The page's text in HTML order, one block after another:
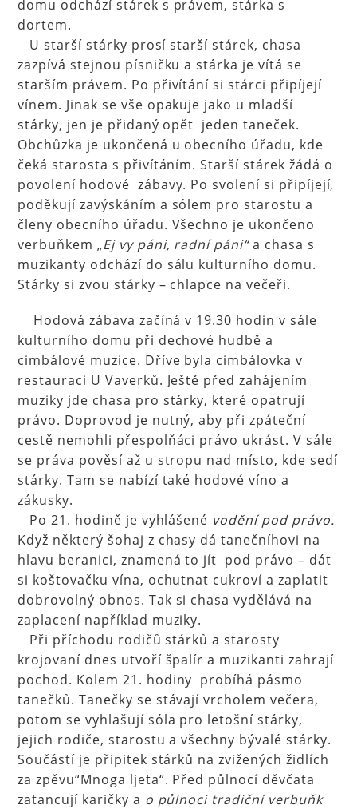
domu odchází stárek s právem, stárka s
dortem.
U starší stárky prosí starší stárek, chasa
zazpívá stejnou písničku a stárka je vítá se
starším právem. Po přivítání si stárci připíjejí
vínem. Jinak se vše opakuje jako u mladší
stárky, jen je přidaný opět jeden taneček.
Obchůzka je ukončená u obecního úřadu, kde
čeká starosta s přivítáním. Starší stárek žádá o
povolení hodové zábavy. Po svolení si připíjejí,
poděkují zavýskáním a sólem pro starostu a
členy obecního úřadu. Všechno je ukončeno
verbuňkem „Ej vy páni, radní páni“a chasa s
muzikanty odchází do sálu kulturního domu.
Stárky si zvou stárky – chlapce na večeři.
Hodová zábava začíná v 19.30 hodin v sále
kulturního domu při dechové hudbě a
cimbálové muzice. Dříve byla cimbálovka v
restauraci U Vaverků. Ještě před zahájením
muziky jde chasa pro stárky, které opatrují
právo. Doprovod je nutný, aby při zpáteční
cestě nemohli přespolňáci právo ukrást. V sále
se práva pověsí až u stropu nad místo, kde sedí
stárky. Tam se nabízí také hodové víno a
zákusky.
Po 21. hodině je vyhlášené vodění pod právo.
Když některý šohaj z chasy dá tanečníhovi na
hlavu beranici, znamená to jít pod právo – dát
si koštovačku vína, ochutnat cukroví a zaplatit
dobrovolný obnos. Tak si chasa vydělává na
zaplacení například muziky.
Při příchodu rodičů stárků a starosty
krojovaní dnes utvoří špalír a muzikanti zahrají
pochod. Kolem 21. hodiny probíhá pásmo
tanečků. Tanečky se stávají vrcholem večera,
potom se vyhlašují sóla pro letošní stárky,
jejich rodiče, starostu a všechny bývalé stárky.
Součástí je připitek stárků na zvižených židlích
za zpěvu“Mnoga ljeta“. Před půlnocí děvčata
zatancují karičky a o půlnoci tradiční verbuňk